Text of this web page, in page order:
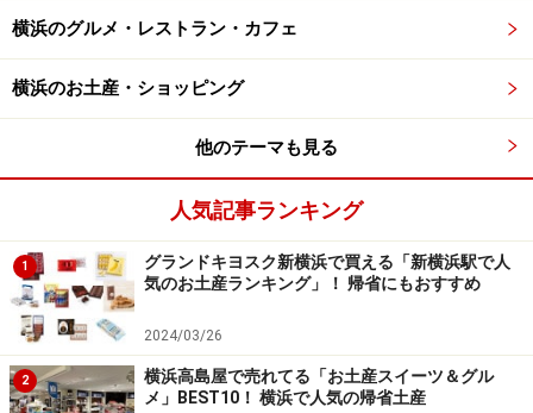
がける新作クリスマスケーキの予約受付は12月22日まで。
「18th Anniversary Ambassador」の藤巻 碧さん（右）も
「おいしい！」と笑顔でPR（2016年9月27日撮影）
※クリスマスケーキ情報はこちら⇒横浜ベイシェラトン
ホテルのクリスマスケーキ2016（All Aboutスイーツ）
場所：1階メザニンロビー
点灯期間：2016年11月15日（火）～12月25日（日）
16:30～24:00
URL：
横浜ベイシェラトン ホテル＆タワーズ「Sheraton
Christmas 2016」
※クリスマスバージョンのアフタヌーンティについては
横浜のグルメ・レストラン・カフェ
横浜のお土産・ショッピング
他のテーマも見る
人気記事ランキング
1
グランドキヨスク新横浜で買える「新横浜駅で人
気のお土産ランキング」！ 帰省にもおすすめ
2024/03/26
2
横浜高島屋で売れてる「お土産スイーツ＆グル
メ」BEST10！ 横浜で人気の帰省土産